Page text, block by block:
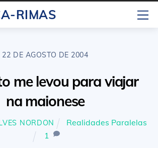
RIMAS
22 DE AGOSTO DE 2004
me levou para viajar
na maionese
NORDON
Realidades Paralelas
1